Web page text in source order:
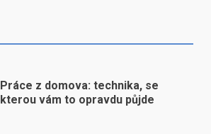
Práce z domova: technika, se
kterou vám to opravdu půjde